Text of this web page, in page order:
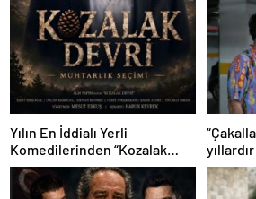
Yılın En İddialı Yerli
Komedilerinden “Kozalak
Devri” 7 Ağustos’ta Vizyonda